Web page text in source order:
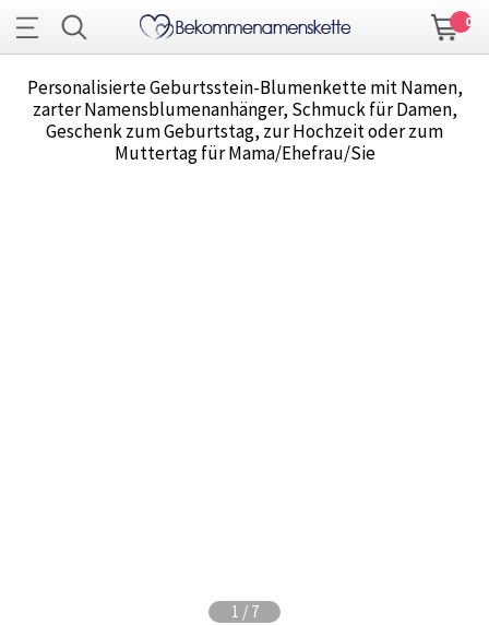
0
Personalisierte Geburtsstein-Blumenkette mit Namen,
zarter Namensblumenanhänger, Schmuck für Damen,
Geschenk zum Geburtstag, zur Hochzeit oder zum
Muttertag für Mama/Ehefrau/Sie
1 / 7